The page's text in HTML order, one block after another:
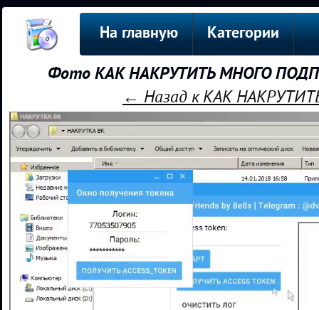
На главную Категории
Фото КАК НАКРУТИТЬ МНОГО
← Назад к КАК